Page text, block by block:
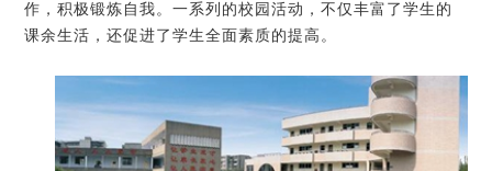
作，积极锻炼自我。一系列的校园活动，不仅丰富了学生的
课余生活，还促进了学生全面素质的提高。